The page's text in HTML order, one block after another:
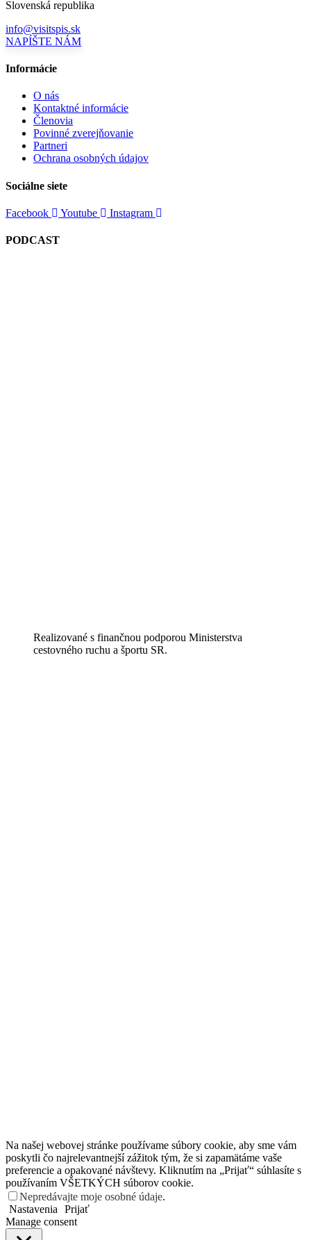
Slovenská republika
info@visitspis.sk
NAPÍŠTE NÁM
Informácie
O nás
Kontaktné informácie
Členovia
Povinné zverejňovanie
Partneri
Ochrana osobných údajov
Sociálne siete
Facebook Youtube Instagram
PODCAST
Realizované s finančnou podporou Ministerstva
cestovného ruchu a športu SR.
Na našej webovej stránke používame súbory cookie, aby sme vám
poskytli čo najrelevantnejší zážitok tým, že si zapamätáme vaše
preferencie a opakované návštevy. Kliknutím na „Prijať“ súhlasíte s
používaním VŠETKÝCH súborov cookie.
Nepredávajte moje osobné údaje.
Nastavenia
Prijať
Manage consent